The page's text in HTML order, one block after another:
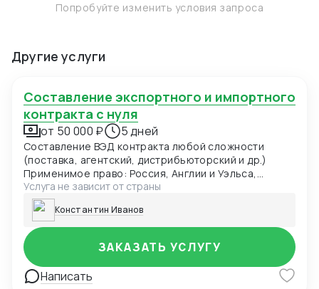
Попробуйте изменить условия запроса
Другие услуги
Составление экспортного и импортного
контракта с нуля
от 50 000 ₽ 5 дней
Составление ВЭД контракта любой сложности
(поставка, агентский, дистрибьюторский и др.)
Применимое право: Россия, Англии и Уэльса,
Швейцарии Включение в контракт современных
оговорок: переход права собственности,
заверения и гарантии, форс-мажор, оговорка об
оплате, санкционная оговорка. Выбор
оптимального суда для контракта Адаптация
действующего ВЭД контракта под последние
изменения с учетом применимого права. Правовое
заключение по контракту, рекомендации по
Услуга не зависит от страны
Константин Иванов
Написать
ЗАКАЗАТЬ УСЛУГУ